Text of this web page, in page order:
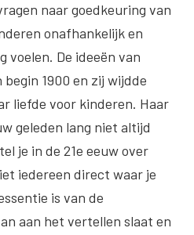
naar goedkeuring van
onafhankelijk en
voelen. De ideeën van
1900 en zij wijdde
liefde voor kinderen. Haar
geleden lang niet altijd
je in de 21e eeuw over
iedereen direct waar je
is van de
aan het vertellen slaat en